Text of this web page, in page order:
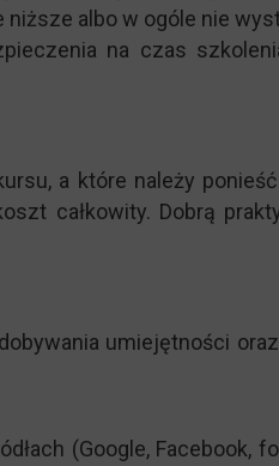
albo w ogóle nie
na czas
a które należy
całkowity. Dobrą
umiejętności
(Google, Facebook,